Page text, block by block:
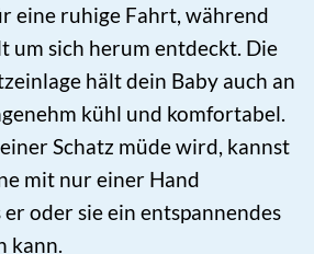
eine ruhige Fahrt, während
um sich herum entdeckt. Die
hält dein Baby auch an
kühl und komfortabel.
Schatz müde wird, kannst
mit nur einer Hand
oder sie ein entspannendes
kann.